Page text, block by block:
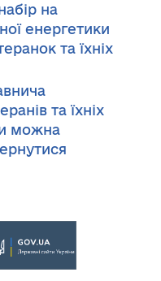
на
енергетики
та їхніх
та їхніх
можна